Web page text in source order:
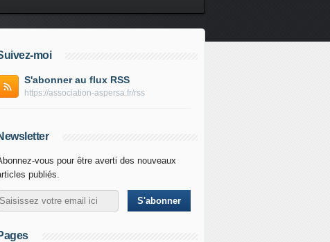
moi
S'abonner au flux RSS
https://association-aspersa.fr/rss
vous pour être averti des nouveaux
publiés.